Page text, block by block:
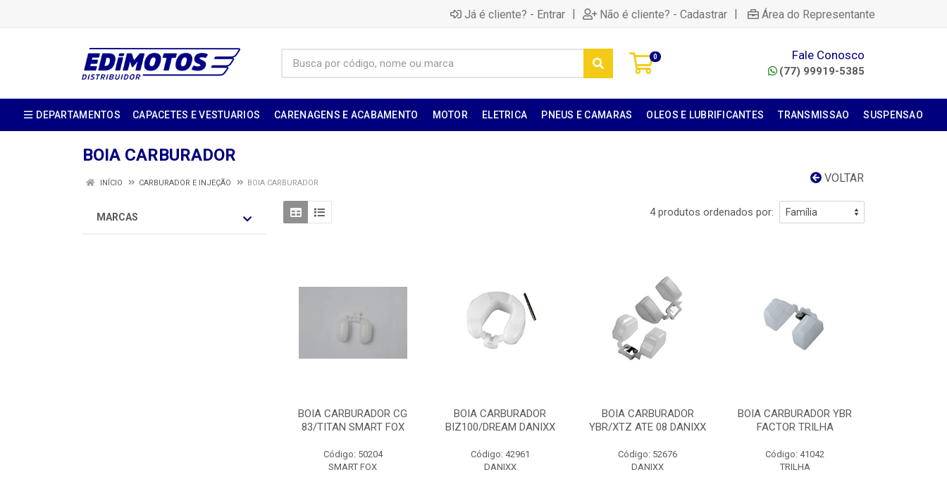
Já é cliente? - Entrar | Não é cliente? - Cadastrar | Área do Representante
0 Fale Conosco
(77) 99919-5385
DEPARTAMENTOS CAPACETES E VESTUARIOS CARENAGENS E ACABAMENTO MOTOR ELETRICA PNEUS E CAMARAS OLEOS E LUBRIFICANTES TRANSMISSAO SUSPENSAO
BOIA CARBURADOR
VOLTAR
INÍCIO CARBURADOR E INJEÇÃO BOIA CARBURADOR
MARCAS 4 produtos ordenados por:
BOIA CARBURADOR CG
83/TITAN SMART FOX
Código: 50204
SMART FOX
BOIA CARBURADOR
BIZ100/DREAM DANIXX
Código: 42961
DANIXX
BOIA CARBURADOR
YBR/XTZ ATE 08 DANIXX
Código: 52676
DANIXX
BOIA CARBURADOR YBR
FACTOR TRILHA
Código: 41042
TRILHA